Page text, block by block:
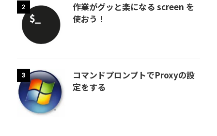
2
作業がグッと楽になる screen を
使おう！
3
コマンドプロンプトでProxyの設
定をする